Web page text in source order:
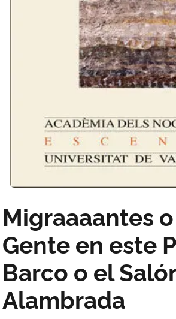
Migraaaantes
Gente en este
Barco o el
Alambrada